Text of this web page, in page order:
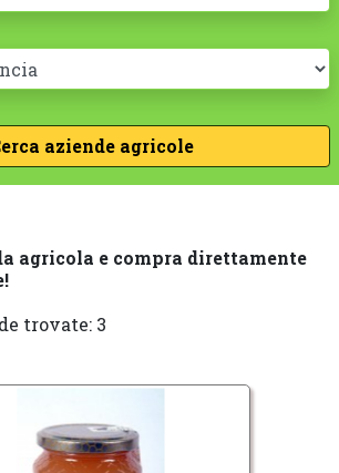
agricola e compra direttamente
trovate: 3